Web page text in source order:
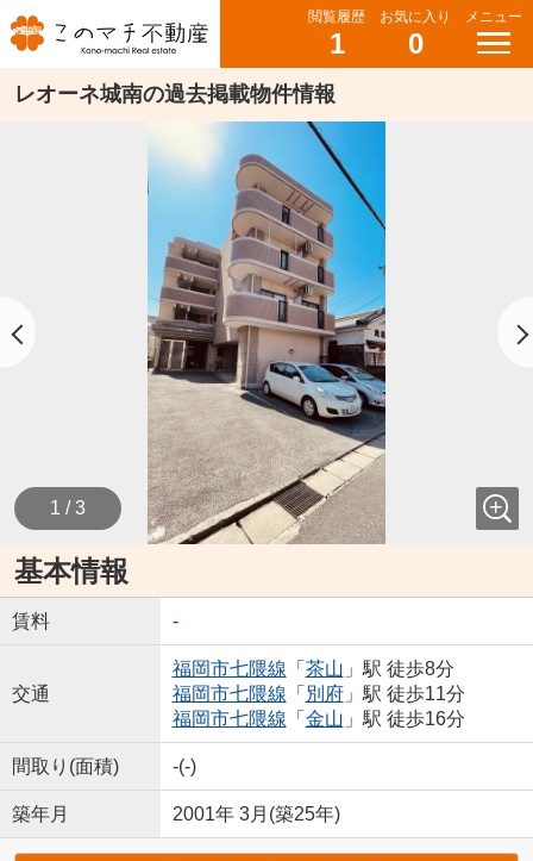
閲覧履歴
1
お気に入り
0
メニュー
レオーネ城南の過去掲載物件情報
1 / 3
基本情報
賃料 -
交通
福岡市七隈線 「 茶山 」駅 徒歩8分
福岡市七隈線 「 別府」駅 徒歩11分
福岡市七隈線 「 金山 」駅 徒歩16分
間取り(面積) -(-)
築年月 2001年 3月(築25年)